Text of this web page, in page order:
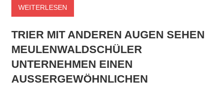
WEITERLESEN
TRIER MIT ANDEREN AUGEN SEHEN
MEULENWALDSCHÜLER
UNTERNEHMEN EINEN
AUSSERGEWÖHNLICHEN U